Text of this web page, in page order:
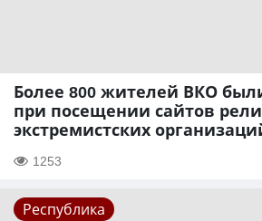
Более 800 жителей ВКО
при посещении сайтов
экстремистских
1253
Республика